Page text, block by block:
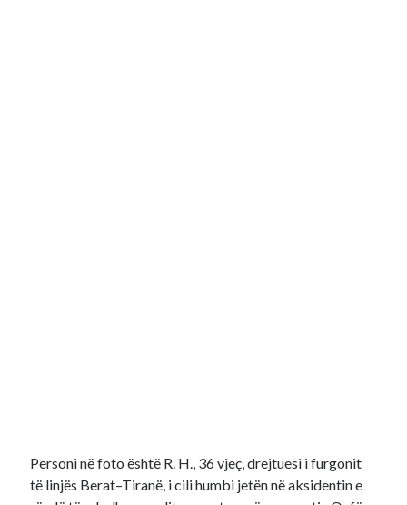
Personi në foto është R. H., 36 vjeç, drejtuesi i furgonit
të linjës Berat–Tiranë, i cili humbi jetën në aksidentin e